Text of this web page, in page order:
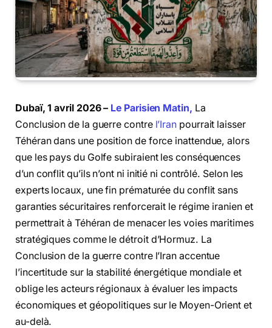
Dubaï, 1 avril 2026 – Le Parisien Matin, La
Conclusion de la guerre contre l’Iran pourrait laisser
Téhéran dans une position de force inattendue, alors
que les pays du Golfe subiraient les conséquences
d’un conflit qu’ils n’ont ni initié ni contrôlé. Selon les
experts locaux, une fin prématurée du conflit sans
garanties sécuritaires renforcerait le régime iranien et
permettrait à Téhéran de menacer les voies maritimes
stratégiques comme le détroit d’Hormuz. La
Conclusion de la guerre contre l’Iran accentue
l’incertitude sur la stabilité énergétique mondiale et
oblige les acteurs régionaux à évaluer les impacts
économiques et géopolitiques sur le Moyen-Orient et
au-delà.